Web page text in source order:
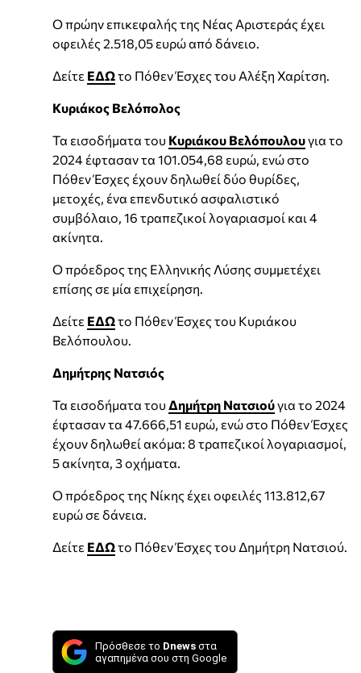
Ο πρώην επικεφαλής της Νέας Αριστεράς έχει
οφειλές 2.518,05 ευρώ από δάνειο.
Δείτε ΕΔΩτο Πόθεν Έσχες του Αλέξη Χαρίτση.
Κυριάκος Βελόπολος
Τα εισοδήματα του Κυριάκου Βελόπουλουγια το
2024 έφτασαν τα 101.054,68 ευρώ, ενώ στο
Πόθεν Έσχες έχουν δηλωθεί δύο θυρίδες,
μετοχές, ένα επενδυτικό ασφαλιστικό
συμβόλαιο, 16 τραπεζικοί λογαριασμοί και 4
ακίνητα.
Ο πρόεδρος της Ελληνικής Λύσης συμμετέχει
επίσης σε μία επιχείρηση.
Δείτε ΕΔΩτο Πόθεν Έσχες του Κυριάκου
Βελόπουλου.
Δημήτρης Νατσιός
Τα εισοδήματα του Δημήτρη Νατσιούγια το 2024
έφτασαν τα 47.666,51 ευρώ, ενώ στο Πόθεν Έσχες
έχουν δηλωθεί ακόμα: 8 τραπεζικοί λογαριασμοί,
5 ακίνητα, 3 οχήματα.
Ο πρόεδρος της Νίκης έχει οφειλές 113.812,67
ευρώ σε δάνεια.
Δείτε ΕΔΩτο Πόθεν Έσχες του Δημήτρη Νατσιού.
Πρόσθεσε το Dnews στα
αγαπημένα σου στη Google